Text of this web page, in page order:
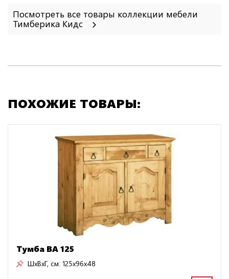
Посмотреть все товары коллекции мебели
Тимберика Кидс
ПОХОЖИЕ ТОВАРЫ:
Тумба BA 125
ШxВxГ, см: 125x96x48